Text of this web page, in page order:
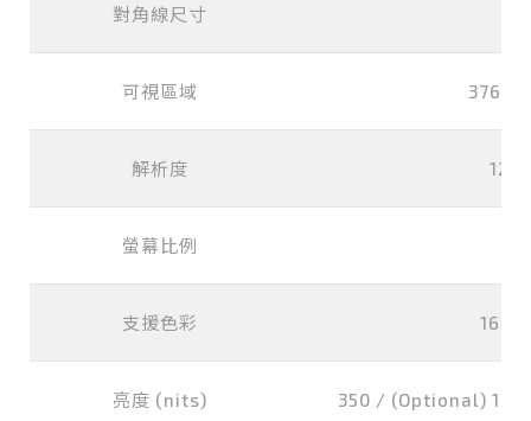
對角線尺寸
可視區域
解析度
螢幕比例
支援色彩
亮度 (nits) 350 / (Optional)